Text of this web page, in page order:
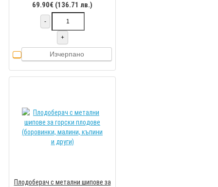
69.90€ (136.71 лв.)
-
+
Изчерпано
Плодоберач с метални шипове за